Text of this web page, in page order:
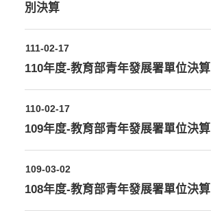
別決算
111-02-17
110年度-教育部青年發展署單位決算
110-02-17
109年度-教育部青年發展署單位決算
109-03-02
108年度-教育部青年發展署單位決算